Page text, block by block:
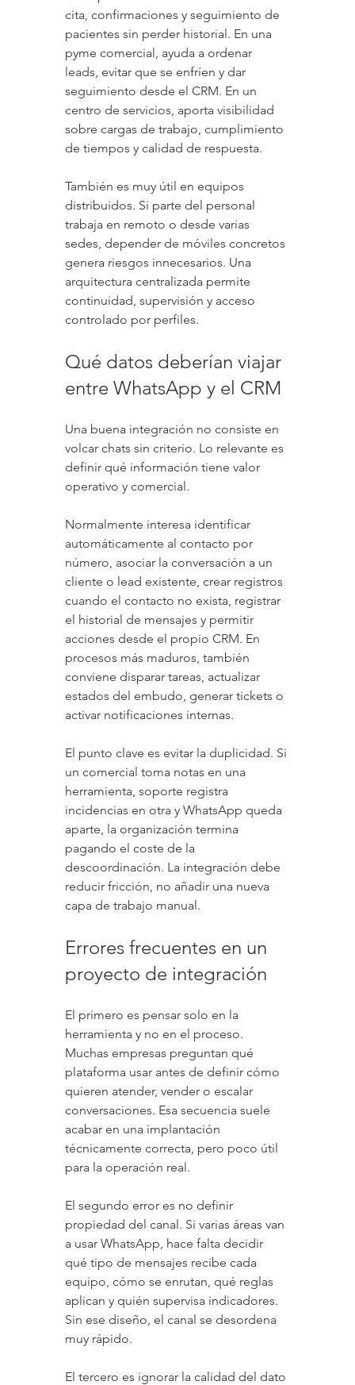
cita, confirmaciones y seguimiento de
pacientes sin perder historial. En una
pyme comercial, ayuda a ordenar
leads, evitar que se enfríen y dar
seguimiento desde el CRM. En un
centro de servicios, aporta visibilidad
sobre cargas de trabajo, cumplimiento
de tiempos y calidad de respuesta.
También es muy útil en equipos
distribuidos. Si parte del personal
trabaja en remoto o desde varias
sedes, depender de móviles concretos
genera riesgos innecesarios. Una
arquitectura centralizada permite
continuidad, supervisión y acceso
controlado por perfiles.
Qué datos deberían viajar
entre WhatsApp y el CRM
Una buena integración no consiste en
volcar chats sin criterio. Lo relevante es
definir qué información tiene valor
operativo y comercial.
Normalmente interesa identificar
automáticamente al contacto por
número, asociar la conversación a un
cliente o lead existente, crear registros
cuando el contacto no exista, registrar
el historial de mensajes y permitir
acciones desde el propio CRM. En
procesos más maduros, también
conviene disparar tareas, actualizar
estados del embudo, generar tickets o
activar notificaciones internas.
El punto clave es evitar la duplicidad. Si
un comercial toma notas en una
herramienta, soporte registra
incidencias en otra y WhatsApp queda
aparte, la organización termina
pagando el coste de la
descoordinación. La integración debe
reducir fricción, no añadir una nueva
capa de trabajo manual.
Errores frecuentes en un
proyecto de integración
El primero es pensar solo en la
herramienta y no en el proceso.
Muchas empresas preguntan qué
plataforma usar antes de definir cómo
quieren atender, vender o escalar
conversaciones. Esa secuencia suele
acabar en una implantación
técnicamente correcta, pero poco útil
para la operación real.
El segundo error es no definir
propiedad del canal. Si varias áreas van
a usar WhatsApp, hace falta decidir
qué tipo de mensajes recibe cada
equipo, cómo se enrutan, qué reglas
aplican y quién supervisa indicadores.
Sin ese diseño, el canal se desordena
muy rápido.
El tercero es ignorar la calidad del dato